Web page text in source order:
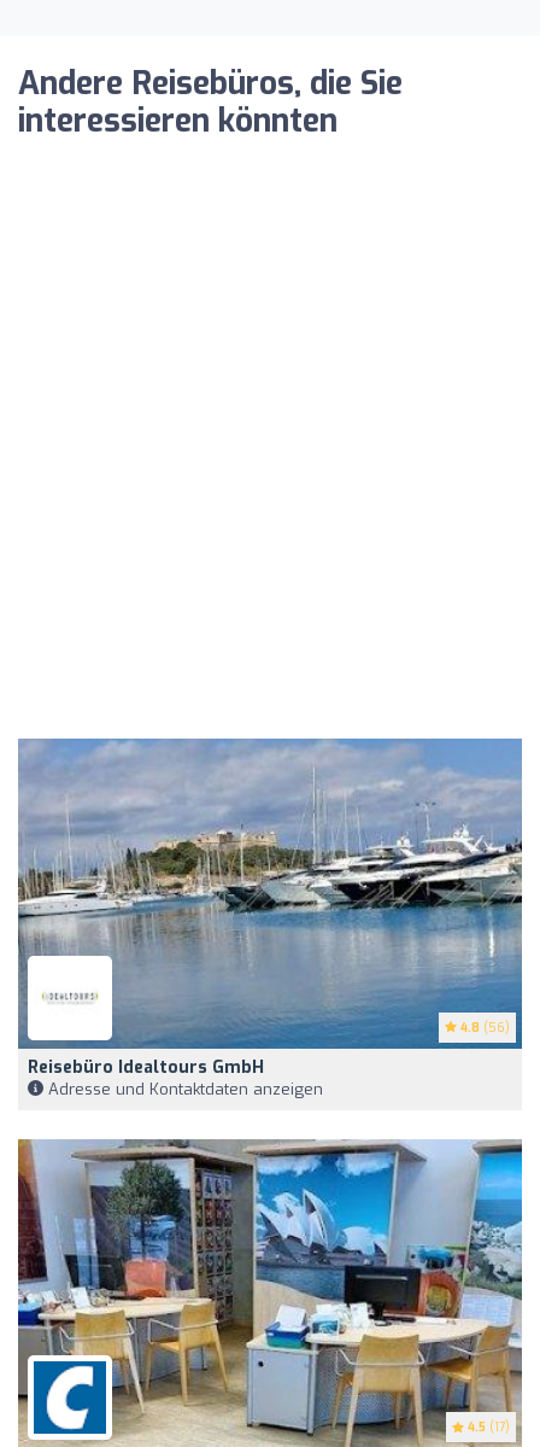
Andere Reisebüros, die Sie
interessieren könnten
4.8 (56)
Reisebüro Idealtours GmbH
Adresse und Kontaktdaten anzeigen
4.5 (17)